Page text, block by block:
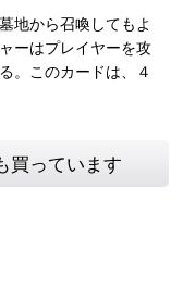
地から召喚してもよ
ーはプレイヤーを攻
。このカードは、４
買っています